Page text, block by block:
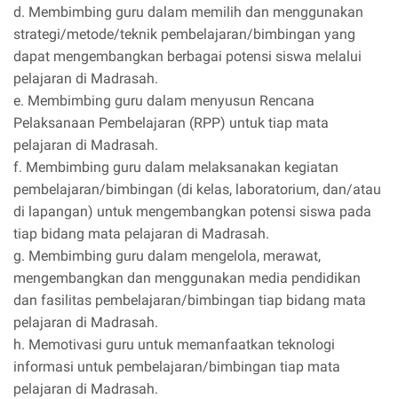
d. Membimbing guru dalam memilih dan menggunakan
strategi/metode/teknik pembelajaran/bimbingan yang
dapat mengembangkan berbagai potensi siswa melalui
pelajaran di Madrasah.
e. Membimbing guru dalam menyusun Rencana
Pelaksanaan Pembelajaran (RPP) untuk tiap mata
pelajaran di Madrasah.
f. Membimbing guru dalam melaksanakan kegiatan
pembelajaran/bimbingan (di kelas, laboratorium, dan/atau
di lapangan) untuk mengembangkan potensi siswa pada
tiap bidang mata pelajaran di Madrasah.
g. Membimbing guru dalam mengelola, merawat,
mengembangkan dan menggunakan media pendidikan
dan fasilitas pembelajaran/bimbingan tiap bidang mata
pelajaran di Madrasah.
h. Memotivasi guru untuk memanfaatkan teknologi
informasi untuk pembelajaran/bimbingan tiap mata
pelajaran di Madrasah.